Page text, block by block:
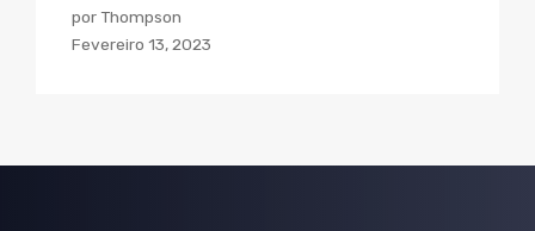
por Thompson
Fevereiro 13, 2023